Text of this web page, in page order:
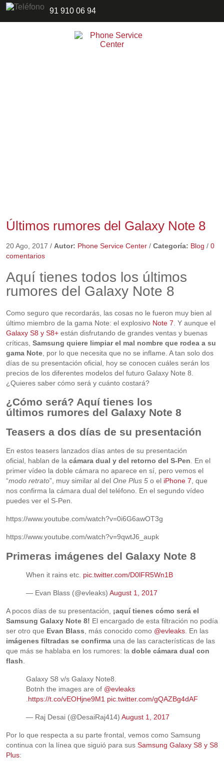
91 910 06 94
Últimos rumores del Galaxy Note 8
20 Ago, 2017 / Autor: Phone Service Center/ Categoría: Blog / 0
comentarios
Aquí tienes todos los últimos
rumores del Galaxy Note 8
Como seguro que recordarás, las cosas no le fueron muy bien al
último miembro de la gama Note: el explosivo Note 7 . Y aunque el
Galaxy S8 y S8+están disfrutando de grandes ventas y buenas
críticas, Samsung quiere limpiar el mal nombre que rodea a su
gama Note, por lo que necesita que no se inflame. A tan solo dos
días de su presentación oficial, hoy se conocen cuáles serán los
precios de los diferentes modelos del futuro Galaxy Note 8.
¿Quieres saber cómo será y cuánto costará?
¿Cómo será? Aquí tienes los
últimos rumores del Galaxy Note 8
Teasers a dos días de su presentación
En estos teasers lanzados días antes de su presentación
oficial, hablan de la cámara dual y del retorno del S-Pen . En el
primer vídeo la doble cámara no aparece en sí, pero vemos el
“modo retrato”, muy similar al del One Plus 5o el iPhone 7 , que
nos confirma la cámara dual del teléfono. En el segundo vídeo
puedes ver el S-Pen.
https://www.youtube.com/watch?v=0i6G6awOT3g
https://www.youtube.com/watch?v=9qwtJ6_aupk
Primeras imágenes del Galaxy Note 8
When it rains etc. pic.twitter.com/D0lFR5Wn1B
— Evan Blass (@evleaks) August 1, 2017
A pocos días de su presentación, ¡aquí tienes cómo será el
Samsung Galaxy Note 8! El encargado de esta filtración no podía
ser otro que Evan Blass , más conocido como @evleaks. En las
imágenes filtradas se confirmauna de las características de las
que más se hablaba en los rumores: la doble cámara dual con
flash
Galaxy S8 v/s Galaxy Note8.
Botnh the images are of @evleaks
https://t.co/vEOHjne9M1 pic.twitter.com/gQAZBg4dAF
— Raj Desai (@DesaiRaj414) August 1, 2017
Por lo que respecta a su parte frontal, vemos como Samsung
continua con la línea que siguió para sus Samsung Galaxy S8 y S8
Plus: